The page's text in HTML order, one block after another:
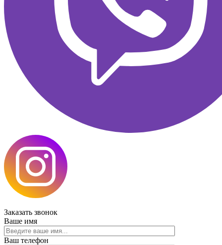
Заказать звонок
Ваше имя
Ваш телефон